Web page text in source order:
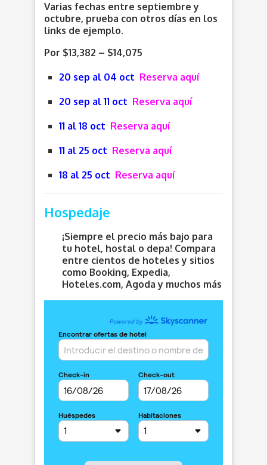
Varias fechas entre septiembre y
octubre, prueba con otros días en los
links de ejemplo.
Por $13,382 – $14,075
20 sep al 04 oct Reserva aquí
20 sep al 11 oct Reserva aquí
11 al 18 oct Reserva aquí
11 al 25 oct Reserva aquí
18 al 25 oct Reserva aquí
Hospedaje
¡Siempre el precio más bajo para
tu hotel, hostal o depa! Compara
entre cientos de hoteles y sitios
como Booking, Expedia,
Hoteles.com, Agoda y muchos más